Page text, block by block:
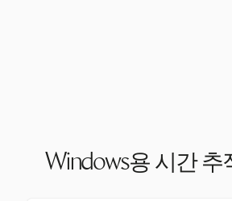
Windows용 시간 추